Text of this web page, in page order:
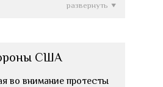
развернуть
США
во внимание протесты